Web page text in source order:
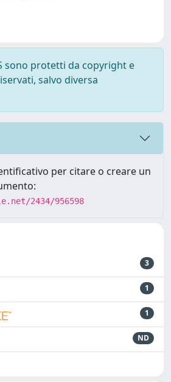
sono protetti da copyright e
salvo diversa
per citare o creare un
2434/956598
3
1
1
ND